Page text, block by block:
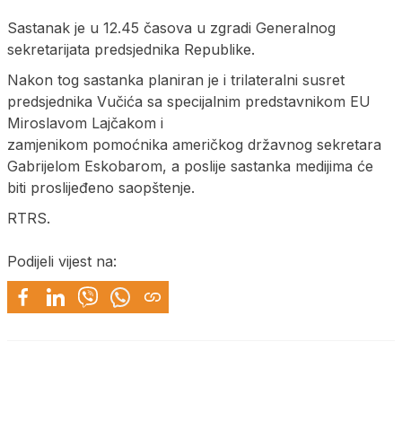
Sastanak je u 12.45 časova u zgradi Generalnog
sekretarijata predsjednika Republike.
Nakon tog sastanka planiran je i trilateralni susret
predsjednika Vučića sa specijalnim predstavnikom EU
Miroslavom Lajčakom i
zamjenikom pomoćnika američkog državnog sekretara
Gabrijelom Eskobarom, a poslije sastanka medijima će
biti proslijeđeno saopštenje.
RTRS.
Podijeli vijest na: